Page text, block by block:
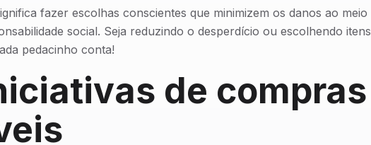
fazer escolhas conscientes que minimizem os danos ao meio
social. Seja reduzindo o desperdício ou escolhendo itens
pedacinho conta!
de compras